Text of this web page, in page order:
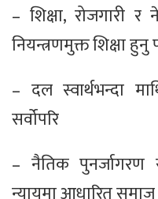
– शिक्षा, रोजगारी
नियन्त्रणमुक्त शिक्षा हुनु
– दल स्वार्थभन्दा
सर्वोपरि
– नैतिक